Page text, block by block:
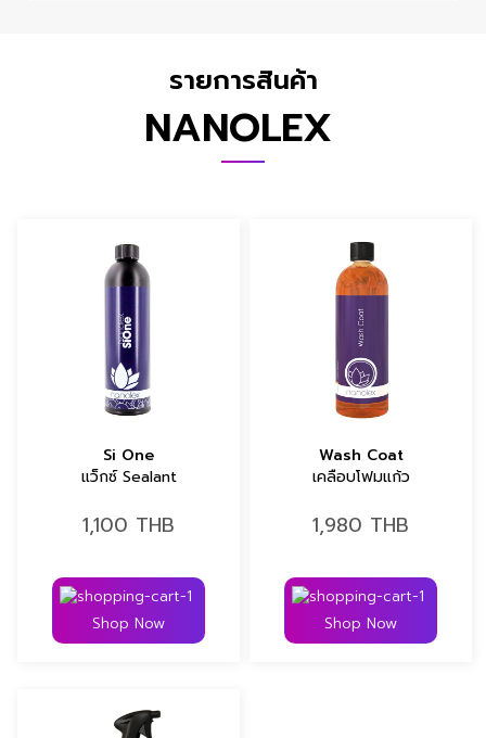
รายการสินค้า
NANOLEX
Si One
แว็กซ์ Sealant
1,100 THB
Shop Now
Wash Coat
เคลือบโฟมแก้ว
1,980 THB
Shop Now